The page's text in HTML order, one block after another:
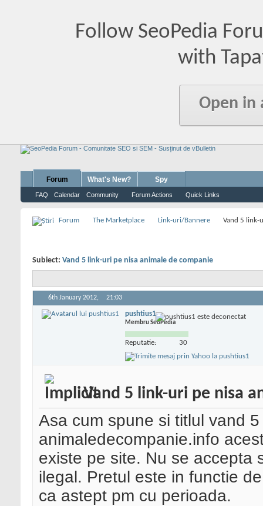
Follow SeoPedia
with
Open in
Forum
FAQ Calendar Community Forum Actions Quick Links
What's New? Spy
Forum The Marketplace Link-uri/Bannere Vand 5 link-
Subiect: Vand 5 link-uri pe nisa animale de companie
6th January 2012, 21:03
pushtius1
Membru SeoPedia
Reputatie: 30
Vand 5 link-uri pe nisa
Asa cum spune si titlul vand
animaledecompanie.info
existe pe site. Nu se accepta
ilegal. Pretul este in functie
ca astept pm cu perioada.